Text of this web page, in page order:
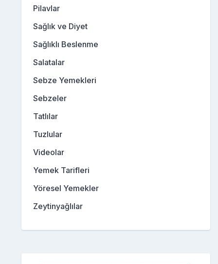
Pilavlar
Sağlık ve Diyet
Sağlıklı Beslenme
Salatalar
Sebze Yemekleri
Sebzeler
Tatlılar
Tuzlular
Videolar
Yemek Tarifleri
Yöresel Yemekler
Zeytinyağlılar